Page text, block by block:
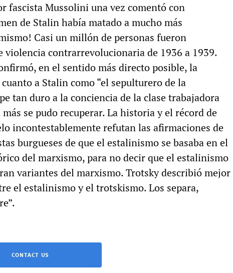
fascista Mussolini una vez comentó con
de Stalin había matado a mucho más
Casi un millón de personas fueron
violencia contrarrevolucionaria de 1936 a 1939.
en el sentido más directo posible, la
a Stalin como “el sepulturero de la
tan duro a la conciencia de la clase trabajadora
se pudo recuperar. La historia y el récord de
incontestablemente refutan las afirmaciones de
burgueses de que el estalinismo se basaba en el
del marxismo, para no decir que el estalinismo
variantes del marxismo. Trotsky describió mejor
el estalinismo y el trotskismo. Los separa,
CONTACT US